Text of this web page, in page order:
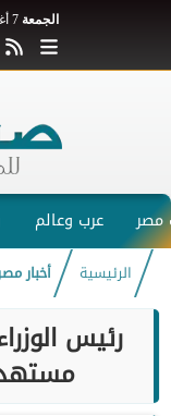
الجمعة 7 أغسطس 2026
عرب وعالم
الرئيسية أخبار
رئيس